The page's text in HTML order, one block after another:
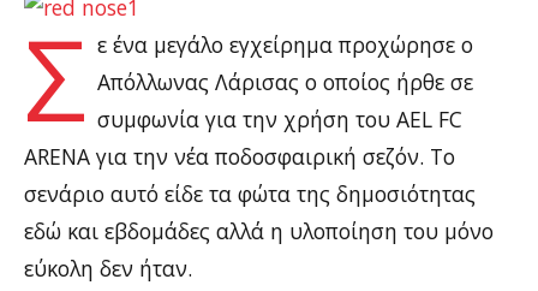
Σ ε ένα μεγάλο εγχείρημα προχώρησε ο
Απόλλωνας Λάρισας ο οποίος ήρθε σε
συμφωνία για την χρήση του AEL FC
ARENA για την νέα ποδοσφαιρική σεζόν. Το
σενάριο αυτό είδε τα φώτα της δημοσιότητας
εδώ και εβδομάδες αλλά η υλοποίηση του μόνο
εύκολη δεν ήταν.